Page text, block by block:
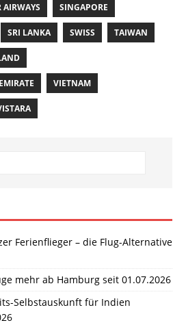
AIRWAYS SINGAPORE
SRI LANKA SWISS TAIWAN
VIETNAM
Ferienflieger – die Flug-Alternative
mehr ab Hamburg seit 01.07.2026
Selbstauskunft für Indien